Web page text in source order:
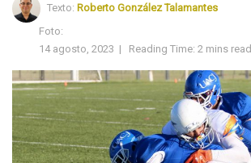
Texto: Roberto González Talamantes
Foto:
14 agosto, 2023 | Reading Time: 2 mins read